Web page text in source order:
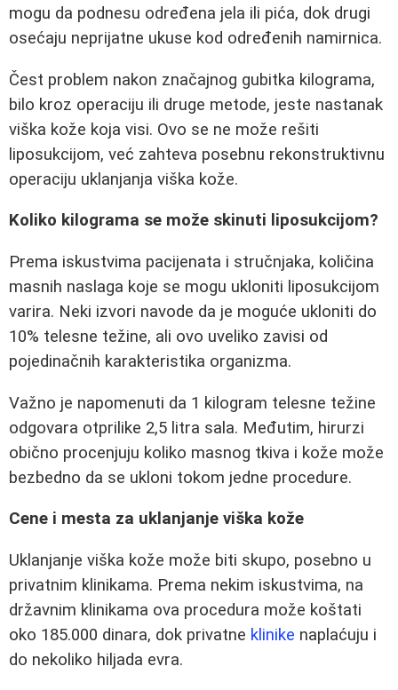
mogu da podnesu određena jela ili pića, dok drugi
osećaju neprijatne ukuse kod određenih namirnica.
Čest problem nakon značajnog gubitka kilograma,
bilo kroz operaciju ili druge metode, jeste nastanak
viška kože koja visi. Ovo se ne može rešiti
liposukcijom, već zahteva posebnu rekonstruktivnu
operaciju uklanjanja viška kože.
Koliko kilograma se može skinuti liposukcijom?
Prema iskustvima pacijenata i stručnjaka, količina
masnih naslaga koje se mogu ukloniti liposukcijom
varira. Neki izvori navode da je moguće ukloniti do
10% telesne težine, ali ovo uveliko zavisi od
pojedinačnih karakteristika organizma.
Važno je napomenuti da 1 kilogram telesne težine
odgovara otprilike 2,5 litra sala. Međutim, hirurzi
obično procenjuju koliko masnog tkiva i kože može
bezbedno da se ukloni tokom jedne procedure.
Cene i mesta za uklanjanje viška kože
Uklanjanje viška kože može biti skupo, posebno u
privatnim klinikama. Prema nekim iskustvima, na
državnim klinikama ova procedura može koštati
oko 185.000 dinara, dok privatne klinike naplaćuju i
do nekoliko hiljada evra.